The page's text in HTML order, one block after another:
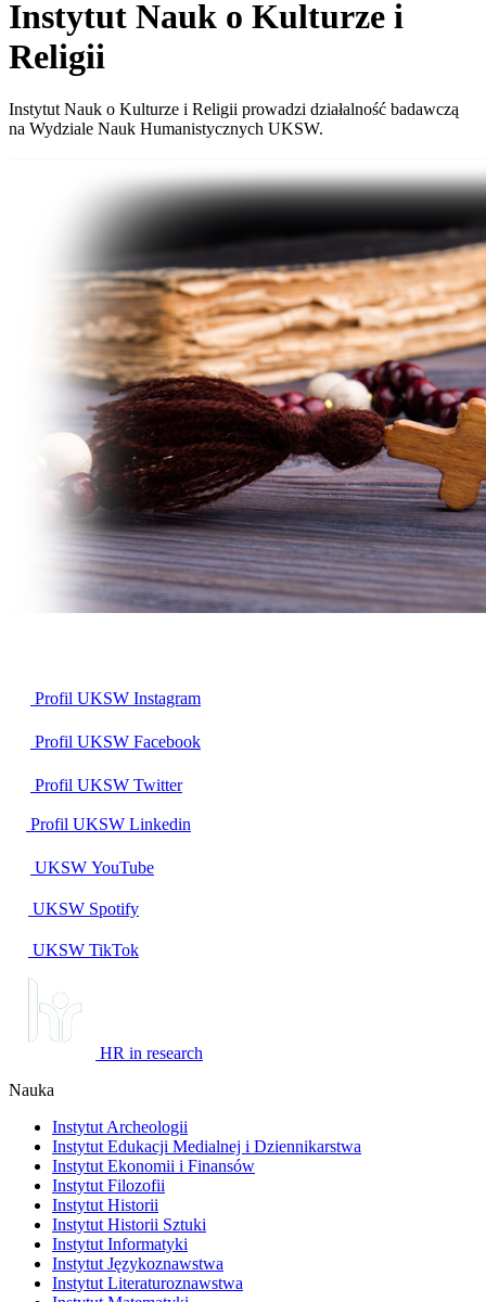
Instytut Nauk o Kulturze i
Religii
Instytut Nauk o Kulturze i Religii prowadzi działalność badawczą
na Wydziale Nauk Humanistycznych UKSW.
Profil UKSW Instagram
Profil UKSW Facebook
Profil UKSW Twitter
Profil UKSW Linkedin
UKSW YouTube
UKSW Spotify
UKSW TikTok
HR in research
Nauka
Instytut Archeologii
Instytut Edukacji Medialnej i Dziennikarstwa
Instytut Ekonomii i Finansów
Instytut Filozofii
Instytut Historii
Instytut Historii Sztuki
Instytut Informatyki
Instytut Językoznawstwa
Instytut Literaturoznawstwa